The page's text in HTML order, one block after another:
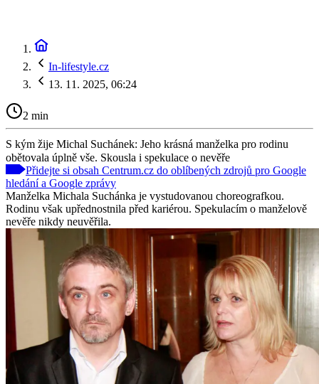
In-lifestyle.cz
13. 11. 2025, 06:24
2 min
S kým žije Michal Suchánek: Jeho krásná manželka pro rodinu
obětovala úplně vše. Skousla i spekulace o nevěře
Přidejte si obsah Centrum.cz do oblíbených zdrojů pro Google
hledání a Google zprávy
Manželka Michala Suchánka je vystudovanou choreografkou.
Rodinu však upřednostnila před kariérou. Spekulacím o manželově
nevěře nikdy neuvěřila.